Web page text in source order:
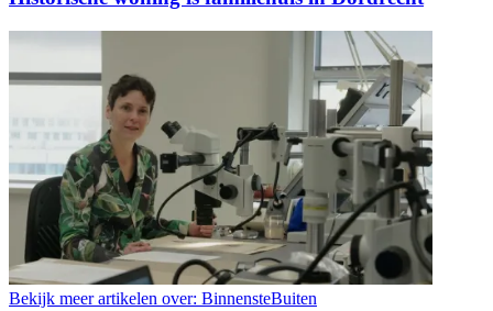
Bekijk meer artikelen over: BinnensteBuiten